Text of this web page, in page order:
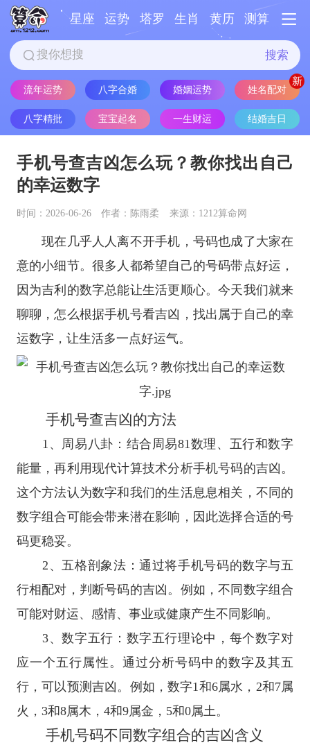
星座 运势 塔罗 生肖 黄历 测算
搜索
流年运势 八字合婚 婚姻运势 姓名配对
八字精批 宝宝起名 一生财运 结婚吉日
手机号查吉凶怎么玩？教你找出自己
的幸运数字
时间：2026-06-26 作者：陈雨柔 来源：1212算命网
现在几乎人人离不开手机，号码也成了大家在
意的小细节。很多人都希望自己的号码带点好运，
因为吉利的数字总能让生活更顺心。今天我们就来
聊聊，怎么根据手机号看吉凶，找出属于自己的幸
运数字，让生活多一点好运气。
手机号查吉凶的方法
1、周易八卦：结合周易81数理、五行和数字
能量，再利用现代计算技术分析手机号码的吉凶。
这个方法认为数字和我们的生活息息相关，不同的
数字组合可能会带来潜在影响，因此选择合适的号
码更稳妥。
2、五格剖象法：通过将手机号码的数字与五
行相配对，判断号码的吉凶。例如，不同数字组合
可能对财运、感情、事业或健康产生不同影响。
3、数字五行：数字五行理论中，每个数字对
应一个五行属性。通过分析号码中的数字及其五
行，可以预测吉凶。例如，数字1和6属水，2和7属
火，3和8属木，4和9属金，5和0属土。
手机号码不同数字组合的吉凶含义